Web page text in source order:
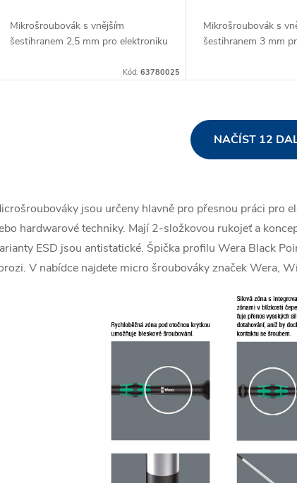
Mikrošroubovák s vnějším
šestihranem 2,5 mm pro elektroniku
Kód:63780025
Mikrošroubovák s
šestihranem 3 mm
NAČÍST 12
jsou určeny hlavně pro přesnou práci pro
hardwarové techniky. Mají 2-složkovou rukojeť a
ESD jsou antistatické. Špička profilu Wera Black
V nabídce najdete micro šroubováky značek Wera,